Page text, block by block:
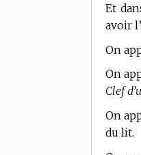
Et
avoir
On
On
Clef
On
du lit.